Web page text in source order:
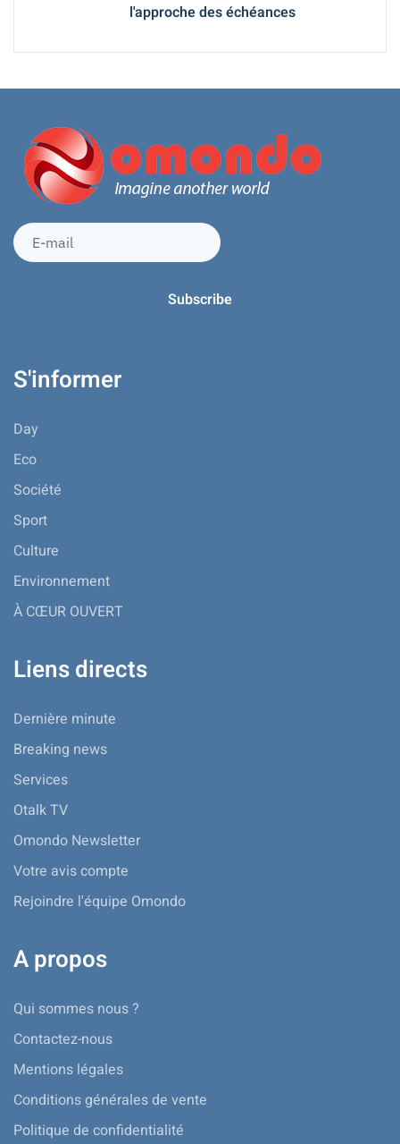
l'approche des échéances
S'informer
Day
Eco
Société
Sport
Culture
Environnement
À CŒUR OUVERT
Liens directs
Dernière minute
Breaking news
Services
Otalk TV
Omondo Newsletter
Votre avis compte
Rejoindre l'équipe Omondo
A propos
Qui sommes nous ?
Contactez-nous
Mentions légales
Conditions générales de vente
Politique de confidentialité